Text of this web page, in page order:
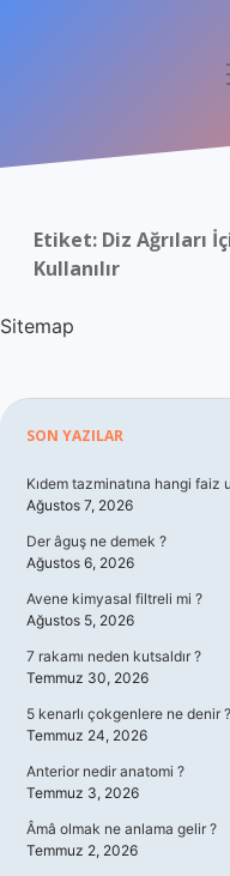
Yasal Uyarı
Etiket: Diz Ağrıları
Kullanılır
Sitemap
Sidebar
SON YAZILAR
Kıdem tazminatına hangi faiz
Ağustos 7, 2026
Der âguş ne demek ?
Ağustos 6, 2026
Avene kimyasal filtreli mi ?
Ağustos 5, 2026
7 rakamı neden kutsaldır ?
Temmuz 30, 2026
5 kenarlı çokgenlere ne denir ?
Temmuz 24, 2026
Anterior nedir anatomi ?
Temmuz 3, 2026
Âmâ olmak ne anlama gelir ?
Temmuz 2, 2026